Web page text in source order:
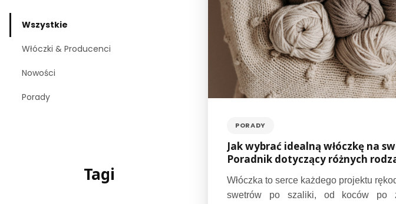
Wszystkie
Włóczki & Producenci
Nowości
Porady
Tagi
PORADY
Jak wybrać idealną włóczkę na
Poradnik dotyczący różnych
Włóczka to serce każdego projektu
swetrów po szaliki, od koców po